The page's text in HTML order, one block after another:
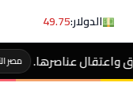
الدولار:49.75
مصر الآن بسبب وجبة